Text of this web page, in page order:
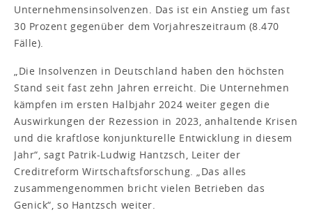
Unternehmensinsolvenzen. Das ist ein Anstieg um fast
30 Prozent gegenüber dem Vorjahreszeitraum (8.470
Fälle).
„Die Insolvenzen in Deutschland haben den höchsten
Stand seit fast zehn Jahren erreicht. Die Unternehmen
kämpfen im ersten Halbjahr 2024 weiter gegen die
Auswirkungen der Rezession in 2023, anhaltende Krisen
und die kraftlose konjunkturelle Entwicklung in diesem
Jahr“, sagt Patrik-Ludwig Hantzsch, Leiter der
Creditreform Wirtschaftsforschung. „Das alles
zusammengenommen bricht vielen Betrieben das
Genick“, so Hantzsch weiter.